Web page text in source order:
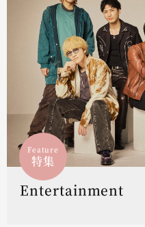
Feature
特集
Entertainment